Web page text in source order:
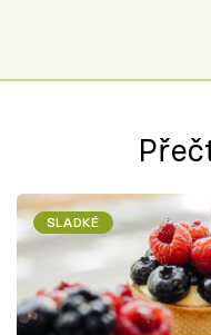
SLADKÉ